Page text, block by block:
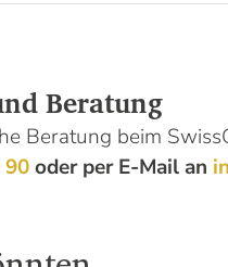
Beratung
Beratung beim
90oder per E-Mail an